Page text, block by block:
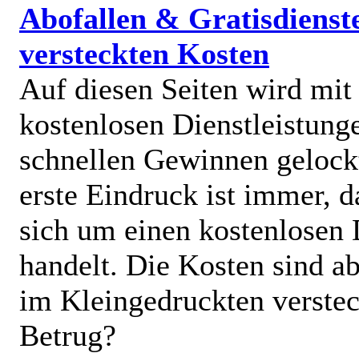
Abofallen &
versteckten Kosten
Auf diesen Seiten wird mit
kostenlosen
schnellen Gewinnen
erste Eindruck ist immer,
sich um einen kostenlosen
handelt. Die Kosten sind
im Kleingedruckten
Betrug?